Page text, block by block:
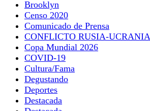
Brooklyn
Censo 2020
Comunicado de Prensa
CONFLICTO RUSIA-UCRANIA
Copa Mundial 2026
COVID-19
Cultura/Fama
Degustando
Deportes
Destacada